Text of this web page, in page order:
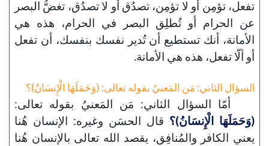
تفعل، تؤمِن أو لا تؤمِن، تصدُق أو لا تصدُق، تغضُّ البصر
عن الحرام أو تُطلِق البصر في الحرام، هذه هي
الأمانة، أنك تستطيع أن تُدير نفسك بنفسك، أن تفعل
أو ألّا تفعل، هذه هي الأمانة.
السؤال الثاني: مَن المَعنيُ بقوله تعالى: (وَحَمَلَهَا الْإِنسَانُ)؟
أمّا السؤال الثاني: مَن المَعنيُ بقوله تعالى:
(وَحَمَلَهَا الْإِنسَانُ)؟ قال الحسَن وغيره: الإنسان هُنا
يعني الكافر والمُنافِق، يقصد الله تعالى بالإنسان هُنا